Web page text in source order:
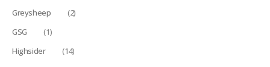
Greysheep
(2)
GSG
(1)
Highsider
(14)